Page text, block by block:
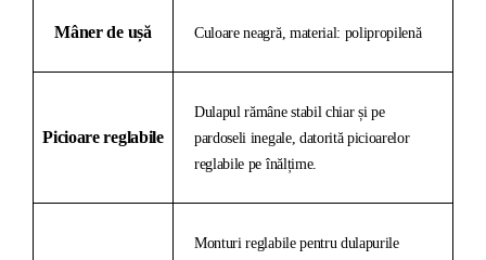
Mâner de ușă Culoare neagră, material: polipropilenă
Picioare reglabile
Dulapul rămâne stabil chiar și pe
pardoseli inegale, datorită picioarelor
reglabile pe înălțime.
Monturi reglabile pentru dulapurile